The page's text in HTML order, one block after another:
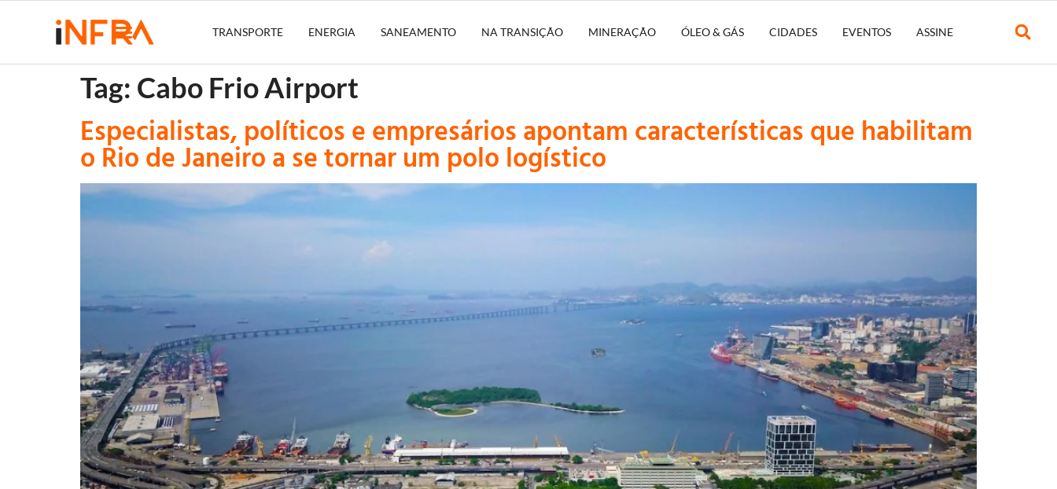
TRANSPORTE ENERGIA SANEAMENTO NA TRANSIÇÃO MINERAÇÃO ÓLEO & GÁS CIDADES EVENTOS ASSINE
Tag: Cabo Frio Airport
Especialistas, políticos e empresários apontam características que habilitam
o Rio de Janeiro a se tornar um polo logístico